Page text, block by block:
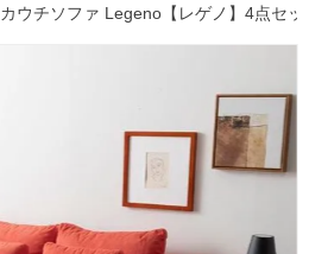
カウチソファ Legeno【レゲノ】4点セ